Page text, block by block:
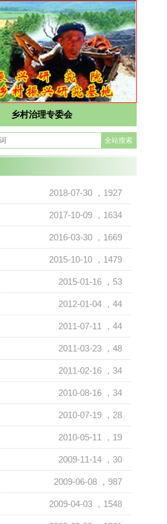
乡村治理专委会
2018-07-30 ，1927
2017-10-09 ，1634
2016-03-30 ，1669
2015-10-10 ，1479
2015-01-16 ，53
2012-01-04 ，44
2011-07-11 ，44
2011-03-23 ，48
2011-02-16 ，34
2010-08-16 ，34
2010-07-19 ，28
2010-05-11 ，19
2009-11-14 ，30
2009-06-08 ，987
2009-04-03 ，1548